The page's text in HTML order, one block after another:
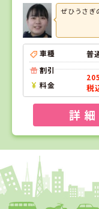
ぜひうさぎ
車種
普
割引
料金
税
詳 細
1
愛媛
八幡浜自動車